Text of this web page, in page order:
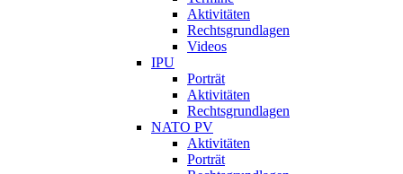
Aktivitäten
Rechtsgrundlagen
Videos
IPU
Porträt
Aktivitäten
Rechtsgrundlagen
NATO PV
Aktivitäten
Porträt